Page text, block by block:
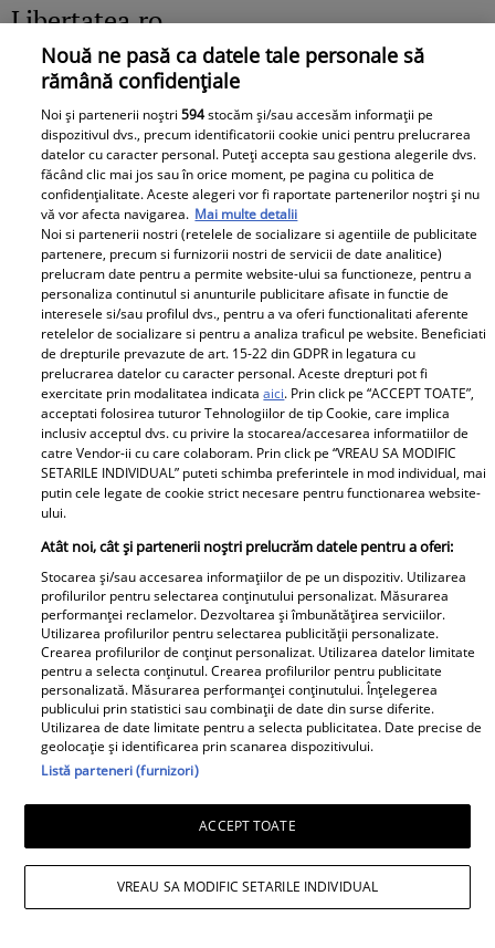
Libertatea.ro
Cât costă un litru de benzină și
motorină, marți, 21 iulie 2026, în
București, Iași, Cluj-Napoca,
Timișoara și Constanța
Avantaje
Ea - 52, el - 29, atât aveau când s-
au îndrăgostit, dar iubirea nu a
rezistat. La 6 luni de la
despărțirea de Octavian Ene, uite
cum a răspuns Daniela Nane la
Cabral rupe tăcerea după
divorțul de Andreea Ibacka. „Nu
mi-a convenit să spun asta cu
Nouă ne pasă ca datele tale personale să
rămână confidențiale
Noi și partenerii noștri594stocăm și/sau accesăm informații pe
dispozitivul dvs., precum identificatorii cookie unici pentru prelucrarea
datelor cu caracter personal. Puteți accepta sau gestiona alegerile dvs.
făcând clic mai jos sau în orice moment, pe pagina cu politica de
confidențialitate. Aceste alegeri vor fi raportate partenerilor noștri și nu
vă vor afecta navigarea. Mai multe detalii
Noi si partenerii nostri (retelele de socializare si agentiile de publicitate
partenere, precum si furnizorii nostri de servicii de date analitice)
prelucram date pentru a permite website-ului sa functioneze, pentru a
personaliza continutul si anunturile publicitare afisate in functie de
interesele si/sau profilul dvs., pentru a va oferi functionalitati aferente
retelelor de socializare si pentru a analiza traficul pe website. Beneficiati
de drepturile prevazute de art. 15-22 din GDPR in legatura cu
prelucrarea datelor cu caracter personal. Aceste drepturi pot fi
exercitate prin modalitatea indicataaici. Prin click pe “ACCEPT TOATE”,
acceptati folosirea tuturor Tehnologiilor de tip Cookie, care implica
inclusiv acceptul dvs. cu privire la stocarea/accesarea informatiilor de
catre Vendor-ii cu care colaboram. Prin click pe “VREAU SA MODIFIC
SETARILE INDIVIDUAL” puteti schimba preferintele in mod individual, mai
putin cele legate de cookie strict necesare pentru functionarea website-
ului.
Atât noi, cât și partenerii noștri prelucrăm datele pentru a oferi:
Stocarea și/sau accesarea informațiilor de pe un dispozitiv. Utilizarea
profilurilor pentru selectarea conținutului personalizat. Măsurarea
performanței reclamelor. Dezvoltarea și îmbunătățirea serviciilor.
Utilizarea profilurilor pentru selectarea publicității personalizate.
Crearea profilurilor de conținut personalizat. Utilizarea datelor limitate
pentru a selecta conținutul. Crearea profilurilor pentru publicitate
personalizată. Măsurarea performanței conținutului. Înțelegerea
publicului prin statistici sau combinații de date din surse diferite.
Utilizarea de date limitate pentru a selecta publicitatea. Date precise de
geolocație și identificarea prin scanarea dispozitivului.
Listă parteneri (furnizori)
ACCEPT TOATE
VREAU SA MODIFIC SETARILE INDIVIDUAL